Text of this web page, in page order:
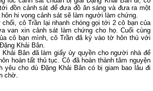
đồn cảnh sát để đưa đồ ăn sáng và đưa ra một
hi vọng cảnh sát sẽ làm người làm chứng.
cô Trần lại nhanh chóng gọi tới 2 cô bạn của
van xin cảnh sát làm chứng cho họ. Cuối cùng
cô bạn mình, cô Trần đã ký vào tờ hôn thú với
Khải Bân.
Bân đã làm giấy ủy quyền cho người nhà để
hoàn tất thủ tục. Cô đã hoàn thành tâm nguyện
yêu cho dù Đặng Khải Bân có bị giam bao lâu đi
chờ.